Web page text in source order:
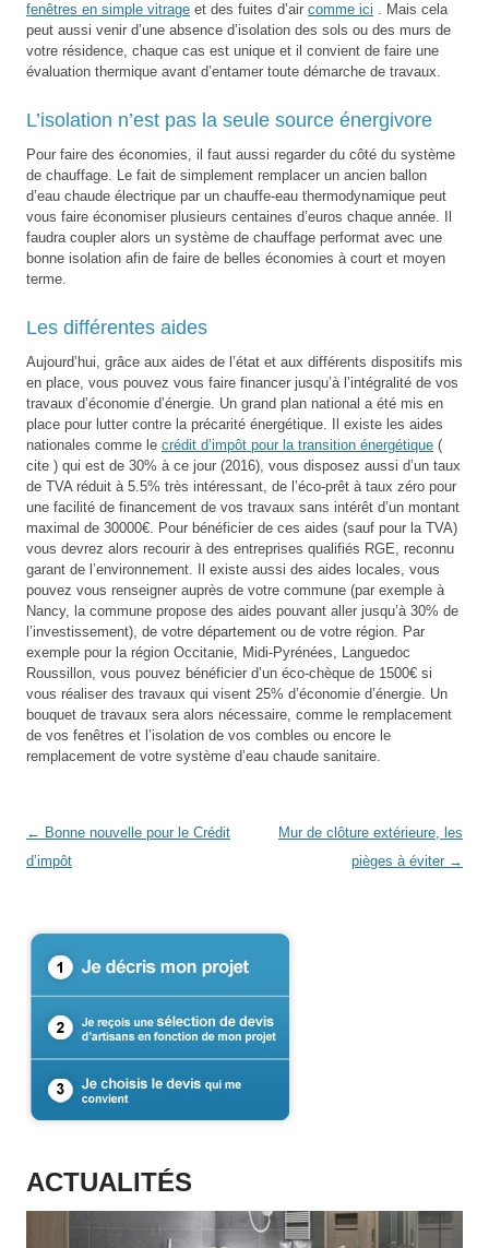
fenêtres en simple vitrage et des fuites d’air comme ici . Mais cela
peut aussi venir d’une absence d’isolation des sols ou des murs de
votre résidence, chaque cas est unique et il convient de faire une
évaluation thermique avant d’entamer toute démarche de travaux.
L’isolation n’est pas la seule source énergivore
Pour faire des économies, il faut aussi regarder du côté du système
de chauffage. Le fait de simplement remplacer un ancien ballon
d’eau chaude électrique par un chauffe-eau thermodynamique peut
vous faire économiser plusieurs centaines d’euros chaque année. Il
faudra coupler alors un système de chauffage performat avec une
bonne isolation afin de faire de belles économies à court et moyen
terme.
Les différentes aides
Aujourd’hui, grâce aux aides de l’état et aux différents dispositifs mis
en place, vous pouvez vous faire financer jusqu’à l’intégralité de vos
travaux d’économie d’énergie. Un grand plan national a été mis en
place pour lutter contre la précarité énergétique. Il existe les aides
nationales comme le crédit d’impôt pour la transition énergétique (
cite ) qui est de 30% à ce jour (2016), vous disposez aussi d’un taux
de TVA réduit à 5.5% très intéressant, de l’éco-prêt à taux zéro pour
une facilité de financement de vos travaux sans intérêt d’un montant
maximal de 30000€. Pour bénéficier de ces aides (sauf pour la TVA)
vous devrez alors recourir à des entreprises qualifiés RGE, reconnu
garant de l’environnement. Il existe aussi des aides locales, vous
pouvez vous renseigner auprès de votre commune (par exemple à
Nancy, la commune propose des aides pouvant aller jusqu’à 30% de
l’investissement), de votre département ou de votre région. Par
exemple pour la région Occitanie, Midi-Pyrénées, Languedoc
Roussillon, vous pouvez bénéficier d’un éco-chèque de 1500€ si
vous réaliser des travaux qui visent 25% d’économie d’énergie. Un
bouquet de travaux sera alors nécessaire, comme le remplacement
de vos fenêtres et l’isolation de vos combles ou encore le
remplacement de votre système d’eau chaude sanitaire.
Post navigation
← Bonne nouvelle pour le Crédit
d’impôt
Mur de clôture extérieure, les
pièges à éviter →
ACTUALITÉS